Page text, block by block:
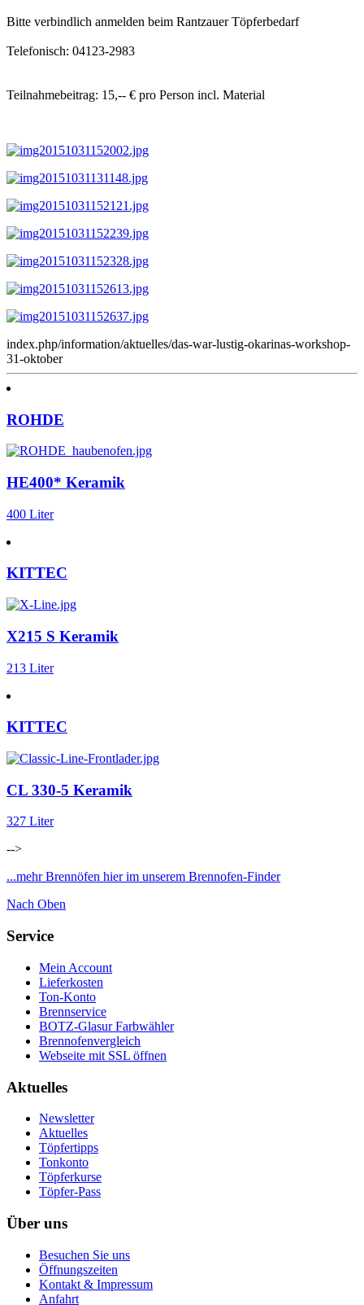
Bitte verbindlich anmelden beim Rantzauer Töpferbedarf
Telefonisch: 04123-2983
Teilnahmebeitrag: 15,-- € pro Person incl. Material
index.php/information/aktuelles/das-war-lustig-okarinas-workshop-
31-oktober
ROHDE
HE400* Keramik
400 Liter
KITTEC
X215 S Keramik
213 Liter
KITTEC
CL 330-5 Keramik
327 Liter
-->
...mehr Brennöfen hier im unserem Brennofen-Finder
Nach Oben
Service
Mein Account
Lieferkosten
Ton-Konto
Brennservice
BOTZ-Glasur Farbwähler
Brennofenvergleich
Webseite mit SSL öffnen
Aktuelles
Newsletter
Aktuelles
Töpfertipps
Tonkonto
Töpferkurse
Töpfer-Pass
Über uns
Besuchen Sie uns
Öffnungszeiten
Kontakt & Impressum
Anfahrt